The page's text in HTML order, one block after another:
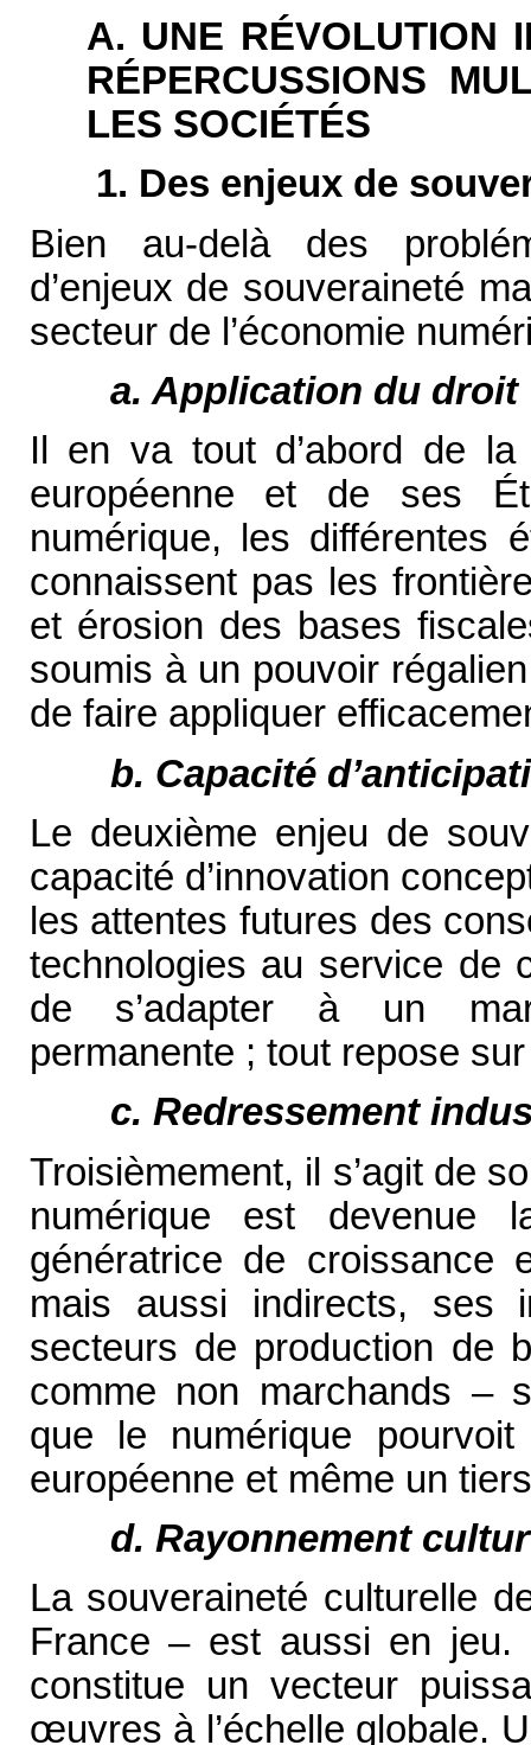
A. UNE RÉVOLUTION
RÉPERCUSSIONS
LES SOCIÉTÉS
1. Des enjeux de
Bien au-delà des
d’enjeux de souveraineté
secteur de l’économie
a. Application du droit
Il en va tout d’abord de la
européenne et de ses
numérique, les différentes
connaissent pas les
et érosion des bases
soumis à un pouvoir
de faire appliquer
b. Capacité
Le deuxième enjeu de
capacité d’innovation
les attentes futures des
technologies au service de
de s’adapter à un
permanente ; tout repose sur
c. Redressement
Troisièmement, il s’agit de
numérique est devenue
génératrice de croissance
mais aussi indirects, ses
secteurs de production de
comme non marchands –
que le numérique
européenne et même un
d. Rayonnement
La souveraineté culturelle
France – est aussi en jeu.
constitue un vecteur
œuvres à l’échelle globale.